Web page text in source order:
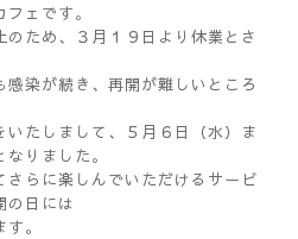
ェです。
ため、３月１９日より休業とさ
染が続き、再開が難しいところ
たしまして、５月６日（水）ま
りました。
さらに楽しんでいただけるサービ
の日には
。